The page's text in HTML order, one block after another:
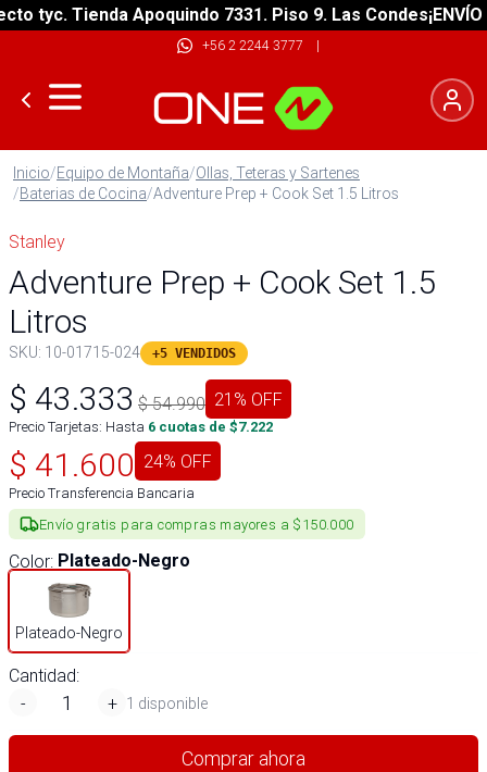
tyc. Tienda Apoquindo 7331. Piso 9. Las Condes¡ENVÍO
+56 2 2244 3777 |
Inicio/Equipo de Montaña/Ollas, Teteras y Sartenes
/Baterias de Cocina/Adventure Prep + Cook Set 1.5 Litros
Stanley
Adventure Prep + Cook Set 1.5
Litros
SKU: 10-01715-024 +5 VENDIDOS
$ 43.333 $54.990 21 % OFF
Precio Tarjetas: Hasta 6 cuotas de $7.222
$ 41.600 24% OFF
Precio Transferencia Bancaria
Envío gratis para compras mayores a $150.000
Color: Plateado-Negro
Plateado-Negro
Cantidad:
-
+ 1 disponible
Comprar ahora